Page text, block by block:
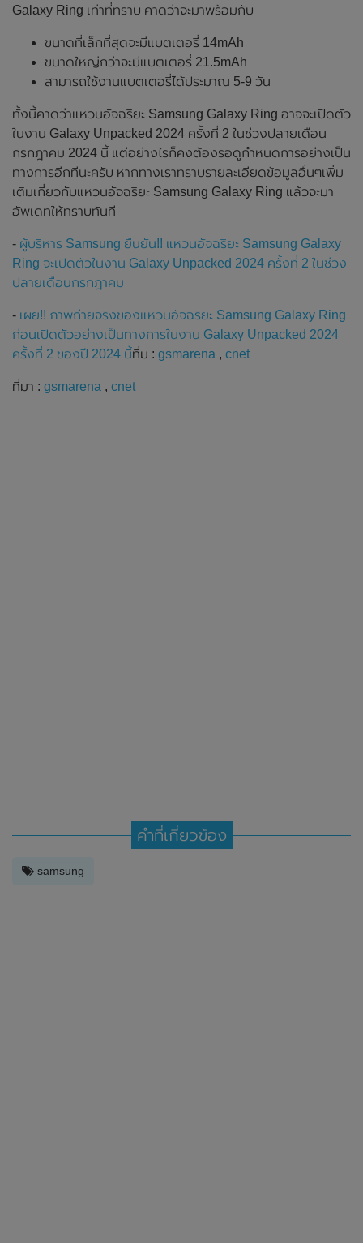
Galaxy Ring เท่าที่ทราบ คาดว่าจะมาพร้อมกับ
ขนาดที่เล็กที่สุดจะมีแบตเตอรี่ 14mAh
ขนาดใหญ่กว่าจะมีแบตเตอรี่ 21.5mAh
สามารถใช้งานแบตเตอรี่ได้ประมาณ 5-9 วัน
ทั้งนี้คาดว่าแหวนอัจฉริยะ Samsung Galaxy Ring อาจจะเปิดตัว
ในงาน Galaxy Unpacked 2024 ครั้งที่ 2 ในช่วงปลายเดือน
กรกฎาคม 2024 นี้ แต่อย่างไรก็คงต้องรอดูกำหนดการอย่างเป็น
ทางการอีกทีนะครับ หากทางเราทราบรายละเอียดข้อมูลอื่นๆเพิ่ม
เติมเกี่ยวกับแหวนอัจฉริยะ Samsung Galaxy Ring แล้วจะมา
อัพเดทให้ทราบทันที
- ผู้บริหาร Samsung ยืนยัน!! แหวนอัจฉริยะ Samsung Galaxy
Ring จะเปิดตัวในงาน Galaxy Unpacked 2024 ครั้งที่ 2 ในช่วง
ปลายเดือนกรกฎาคม
- เผย!! ภาพถ่ายจริงของแหวนอัจฉริยะ Samsung Galaxy Ring
ก่อนเปิดตัวอย่างเป็นทางการในงาน Galaxy Unpacked 2024
ครั้งที่ 2 ของปี 2024 นี้ที่ม : gsmarena , cnet
ที่มา : gsmarena , cnet
คำที่เกี่ยวข้อง
samsung